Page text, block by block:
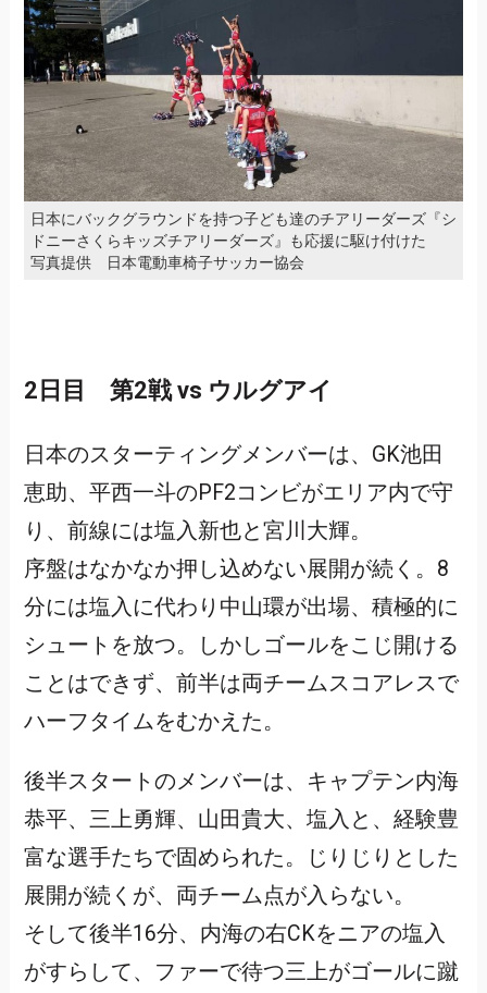
日本にバックグラウンドを持つ子ども達のチアリーダーズ『シ
ドニーさくらキッズチアリーダーズ』も応援に駆け付けた
写真提供 日本電動車椅子サッカー協会
2日目 第2戦 vs ウルグアイ
日本のスターティングメンバーは、GK池田
恵助、平西一斗のPF2コンビがエリア内で守
り、前線には塩入新也と宮川大輝。
序盤はなかなか押し込めない展開が続く。8
分には塩入に代わり中山環が出場、積極的に
シュートを放つ。しかしゴールをこじ開ける
ことはできず、前半は両チームスコアレスで
ハーフタイムをむかえた。
後半スタートのメンバーは、キャプテン内海
恭平、三上勇輝、山田貴大、塩入と、経験豊
富な選手たちで固められた。じりじりとした
展開が続くが、両チーム点が入らない。
そして後半16分、内海の右CKをニアの塩入
がすらして、ファーで待つ三上がゴールに蹴